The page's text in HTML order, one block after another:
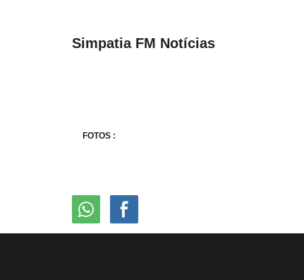
Simpatia FM Notícias
FOTOS :